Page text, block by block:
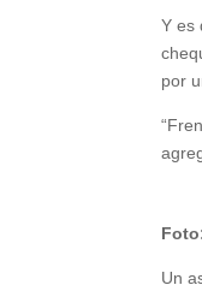
Y es
por
Un